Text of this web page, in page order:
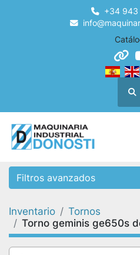
+34 943
Filtros avanzados
Categoría
Inventario
Tornos
Torno geminis ge650s